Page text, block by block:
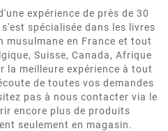
expérience de près de 30
spécialisée dans les livres
musulmane en France et tout
Suisse, Canada, Afrique
meilleure expérience à tout
de toutes vos demandes
pas à nous contacter via le
encore plus de produits
seulement en magasin.